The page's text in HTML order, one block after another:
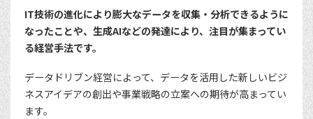
IT技術の進化により膨大なデータを収集・分析できるように
なったことや、生成AIなどの発達により、注目が集まってい
る経営手法です。
データドリブン経営によって、データを活用した新しいビジ
ネスアイデアの創出や事業戦略の立案への期待が高まってい
ます。